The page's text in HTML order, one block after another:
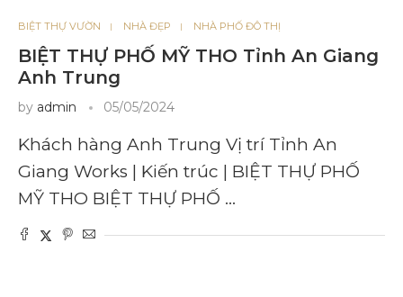
BIỆT THỰ VƯỜN NHÀ ĐẸP NHÀ PHỐ ĐÔ THỊ
BIỆT THỰ PHỐ MỸ THO Tỉnh An Giang
Anh Trung
by admin 05/05/2024
Khách hàng Anh Trung Vị trí Tỉnh An
Giang Works | Kiến trúc | BIỆT THỰ PHỐ
MỸ THO BIỆT THỰ PHỐ …